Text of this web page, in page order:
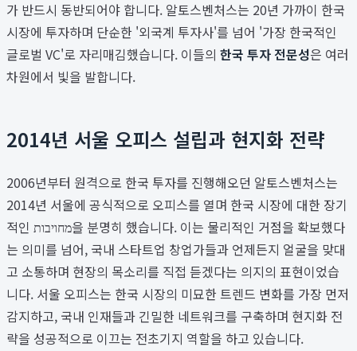
가 반드시 동반되어야 합니다. 알토스벤처스는 20년 가까이 한국
시장에 투자하며 단순한 '외국계 투자사'를 넘어 '가장 한국적인
글로벌 VC'로 자리매김했습니다. 이들의 한국 투자 전문성은 여러
차원에서 빛을 발합니다.
2014년 서울 오피스 설립과 현지화 전략
2006년부터 원격으로 한국 투자를 진행해오던 알토스벤처스는
2014년 서울에 공식적으로 오피스를 열며 한국 시장에 대한 장기
적인 מחויבות을 분명히 했습니다. 이는 물리적인 거점을 확보했다
는 의미를 넘어, 국내 스타트업 창업가들과 언제든지 얼굴을 맞대
고 소통하며 현장의 목소리를 직접 듣겠다는 의지의 표현이었습
니다. 서울 오피스는 한국 시장의 미묘한 트렌드 변화를 가장 먼저
감지하고, 국내 인재들과 긴밀한 네트워크를 구축하며 현지화 전
략을 성공적으로 이끄는 전초기지 역할을 하고 있습니다.